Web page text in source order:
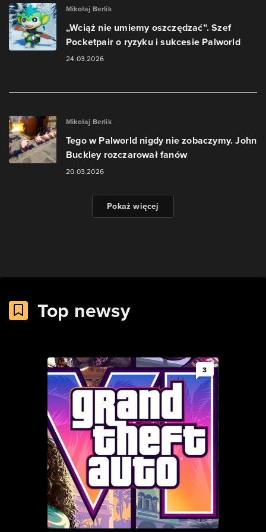
Mikołaj Berlik
„Wciąż nie umiemy oszczędzać”. Szef
Pocketpair o ryzyku i sukcesie Palworld
24.03.2026
Mikołaj Berlik
Tego w Palworld nigdy nie zobaczymy. John
Buckley rozczarował fanów
20.03.2026
Pokaż więcej
Top newsy
3